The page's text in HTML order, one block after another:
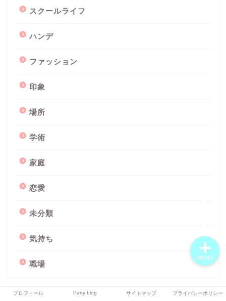
スクールライフ
ハンデ
ファッション
印象
場所
学術
家庭
恋愛
未分類
気持ち
職場
プロフィール Party blog サイトマップ プライバシーポリシー
MENU